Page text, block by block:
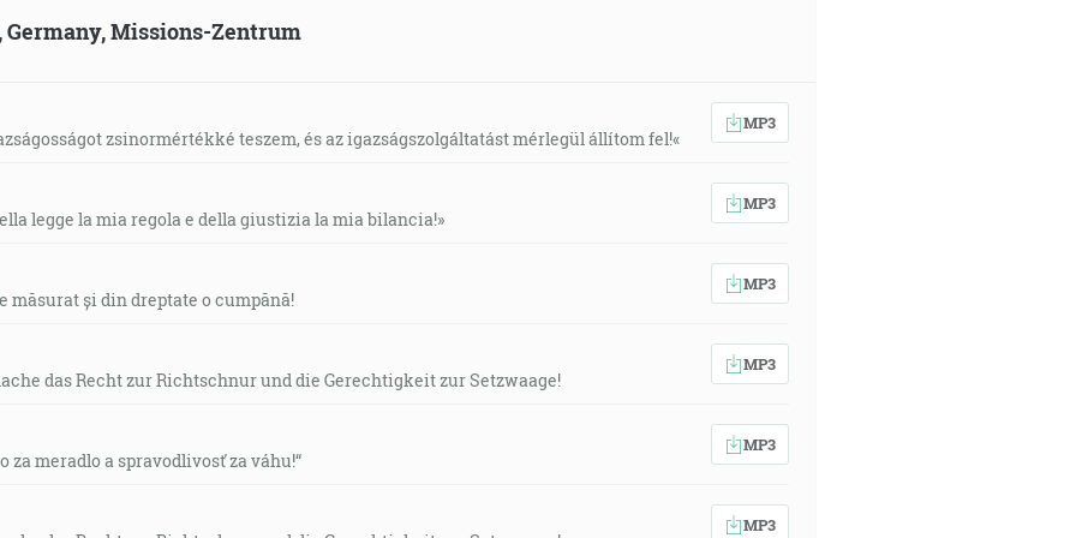
Germany, Missions-Zentrum
zsinormértékké teszem, és az igazságszolgáltatást mérlegül állítom fel!«
MP3
legge la mia regola e della giustizia la mia bilancia!»
MP3
măsurat și din dreptate o cumpănă!
MP3
das Recht zur Richtschnur und die Gerechtigkeit zur Setzwaage!
MP3
za meradlo a spravodlivosť za váhu!“
MP3
MP3